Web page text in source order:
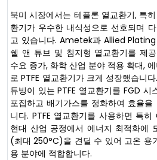
북미 시장에서는 테플론 열교환기, 특
환기가 우수한 내식성으로 선호되며
고 있습니다. Ametek과 Allied
쉘 앤 튜브 및 침지형 열교환기를 제
수요 증가, 화학 산업 분야 적용 확대,
로 PTFE 열교환기가 크게 성장했습니
튜빙이 있는 PTFE 열교환기를 FGD 시
포집하고 배기가스를 정화하여 효율
니다. PTFE 열교환기를 사용하면 특
현대 산업 공정에서 에너지 최적화에
(최대 250°C)을 견딜 수 있어 고온 용
용 분야에 적합합니다.